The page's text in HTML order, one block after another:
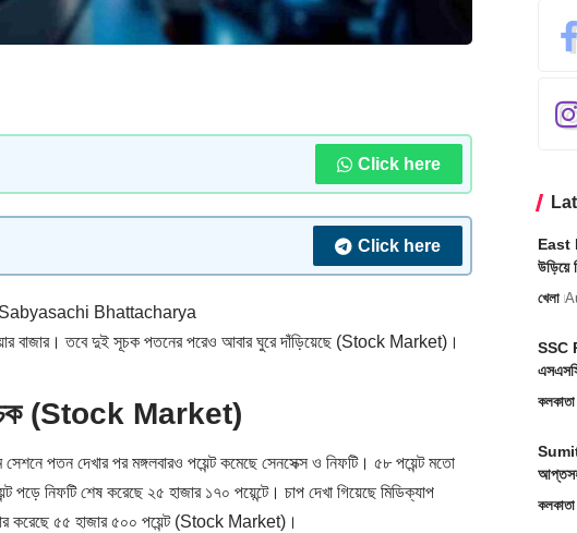
Click here
Click here
Sabyasachi Bhattacharya
বাজার। তবে দুই সূচক পতনের পরেও আবার ঘুরে দাঁড়িয়েছে (Stock Market)।
সূচক (Stock Market)
সেশনে পতন দেখার পর মঙ্গলবারও পয়েন্ট কমেছে সেনসেক্স ও নিফটি। ৫৮ পয়েন্ট মতো
পড়ে নিফটি শেষ করেছে ২৫ হাজার ১৭০ পয়েন্টে। চাপ দেখা গিয়েছে মিডিক্যাপ
করেছে ৫৫ হাজার ৫০০ পয়েন্ট (Stock Market)।
East
উড়িয়ে
খেলা
SSC
কলকাতা
Sumit
কলকাতা